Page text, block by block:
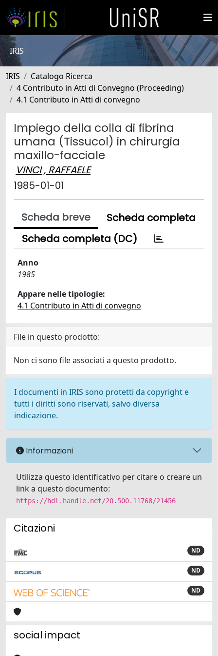
IRIS
IRIS
Catalogo Ricerca
4 Contributo in Atti di Convegno (Proceeding)
4.1 Contributo in Atti di convegno
Impiego della colla di fibrina
umana (Tissucol) in chirurgia
maxillo-facciale
VINCI , RAFFAELE
1985-01-01
Scheda breve
Scheda completa
Scheda completa (DC)
Anno
1985
Appare nelle tipologie:
4.1 Contributo in Atti di convegno
File in questo prodotto:
Non ci sono file associati a questo prodotto.
I documenti in IRIS sono protetti da copyright e
tutti i diritti sono riservati, salvo diversa
indicazione.
Informazioni
Utilizza questo identificativo per citare o creare un
link a questo documento:
https://hdl.handle.net/20.500.11768/21456
Citazioni
ND
ND
ND
social impact